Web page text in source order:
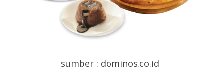
sumber : dominos.co.id